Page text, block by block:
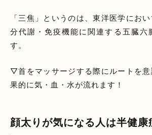
「三焦」というのは、東洋医学にお
分代謝・免疫機能に関連する五臓六
す。
▽首をマッサージする際にルートを
果的に気・血・水が流れます！
顔太りが気になる人は半健康